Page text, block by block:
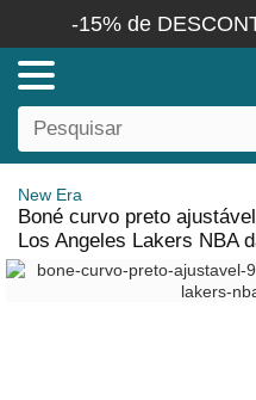
-15% de
New Era
Boné curvo preto
Los Angeles Lakers NBA